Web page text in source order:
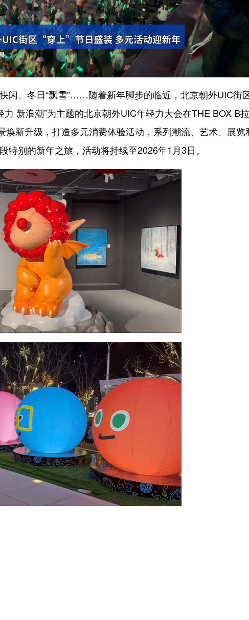
、冬日“飘雪”……随着新年脚步的临近，北京朝外UIC街
新浪潮”为主题的北京朝外UIC年轻力大会在THE BOX B
焕新升级，打造多元消费体验活动，系列潮流、艺术、展
特别的新年之旅，活动将持续至2026年1月3日。